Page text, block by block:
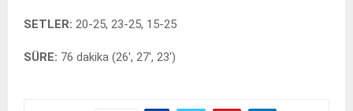
SETLER: 20-25, 23-25, 15-25
SÜRE: 76 dakika (26′, 27′, 23′)